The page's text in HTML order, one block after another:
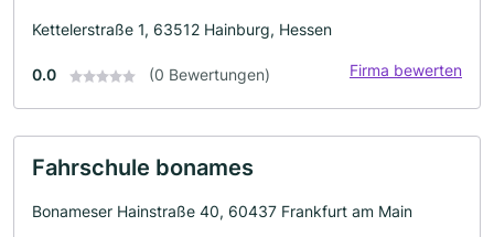
Kettelerstraße 1, 63512 Hainburg, Hessen
0.0 (0 Bewertungen) Firma bewerten
Fahrschule bonames
Bonameser Hainstraße 40, 60437 Frankfurt am Main